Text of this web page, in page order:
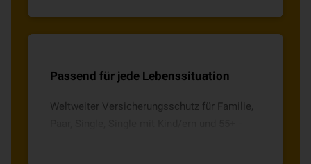
Passend für jede Lebenssituation
Weltweiter Versicherungsschutz für Familie,